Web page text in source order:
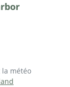
la météo